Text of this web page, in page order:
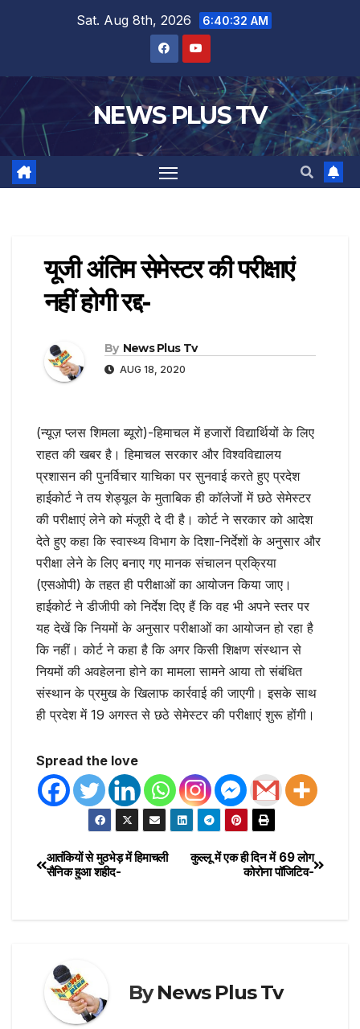
Sat. Aug 8th, 2026 6:40:32 AM
NEWS PLUS TV
यूजी अंतिम सेमेस्टर की परीक्षाएं
नहीं होगी रद्द-
By News Plus Tv
AUG 18, 2020
(न्यूज़ प्लस शिमला ब्यूरो)-हिमाचल में हजारों विद्यार्थियों के लिए
राहत की खबर है। हिमाचल सरकार और विश्वविद्यालय
प्रशासन की पुनर्विचार याचिका पर सुनवाई करते हुए प्रदेश
हाईकोर्ट ने तय शेड्यूल के मुताबिक ही कॉलेजों में छठे सेमेस्टर
की परीक्षाएं लेने को मंजूरी दे दी है। कोर्ट ने सरकार को आदेश
देते हुए कहा कि स्वास्थ्य विभाग के दिशा-निर्देशाें के अनुसार और
परीक्षा लेने के लिए बनाए गए मानक संचालन प्रक्रिया
(एसओपी) के तहत ही परीक्षाओं का आयोजन किया जाए।
हाईकोर्ट ने डीजीपी को निर्देश दिए हैं कि वह भी अपने स्तर पर
यह देखें कि नियमों के अनुसार परीक्षाओं का आयोजन हो रहा है
कि नहीं। कोर्ट ने कहा है कि अगर किसी शिक्षण संस्थान से
नियमों की अवहेलना होने का मामला सामने आया तो संबंधित
संस्थान के प्रमुख के खिलाफ कार्रवाई की जाएगी। इसके साथ
ही प्रदेश में 19 अगस्त से छठे सेमेस्टर की परीक्षाएं शुरू होंगी।
Spread the love
कुल्लू में एक ही दिन में 69 लोग
कोरोना पॉजिटिव-
आतंकियों से मुठभेड़ में हिमाचली
सैनिक हुआ शहीद-
ByNews Plus Tv